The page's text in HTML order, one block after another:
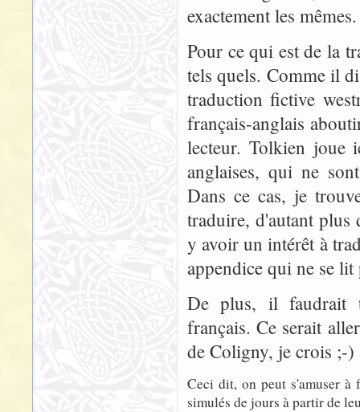
exactement les mêmes.
Pour ce qui est de la
tels quels. Comme il
traduction fictive
français-anglais
lecteur. Tolkien joue
anglaises, qui ne
Dans ce cas, je
traduire, d'autant
y avoir un intérêt à
appendice qui ne se
De plus, il faudrait
français. Ce serait
de Coligny, je crois ;-)
Ceci dit, on peut s'amuser
simulés de jours à partir de